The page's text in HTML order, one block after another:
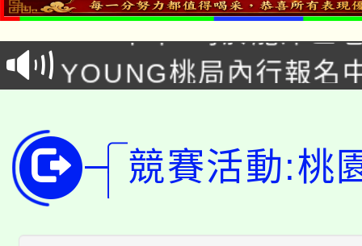
場熱烈登場!
8/21下午1時於龍潭區
徵才活動。
YOUNG桃局內行報名
8月14至27日，桃園電
開!
115年桃園市運動會8/
田徑場及游泳池舉行。
桃園市低收入戶享有免
競賽活動:桃